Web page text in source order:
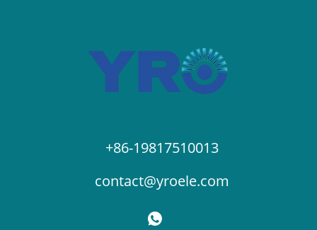
+86-19817510013
contact@yroele.com